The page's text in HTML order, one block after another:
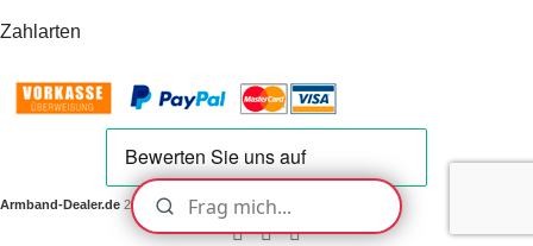
Zahlarten
Armband-Dealer.de 2021 CREATED BYME